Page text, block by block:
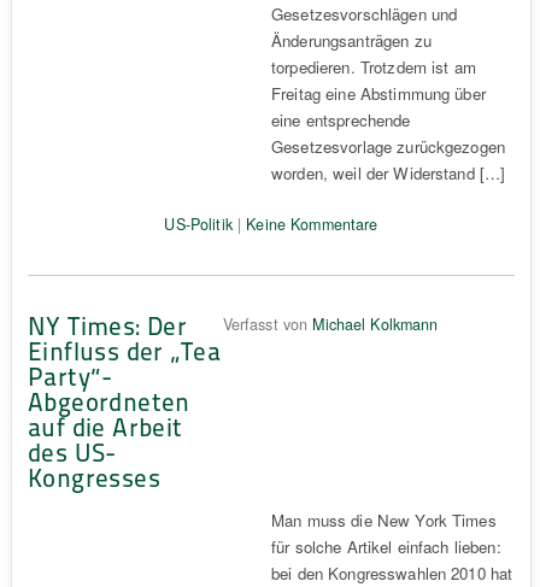
Gesetzesvorschlägen und
Änderungsanträgen zu
torpedieren. Trotzdem ist am
Freitag eine Abstimmung über
eine entsprechende
Gesetzesvorlage zurückgezogen
worden, weil der Widerstand […]
US-Politik| Keine Kommentare
NY Times: Der
Einfluss der „Tea
Party“-
Abgeordneten
auf die Arbeit
des US-
Kongresses
Verfasst von Michael Kolkmann
Man muss die New York Times
für solche Artikel einfach lieben:
bei den Kongresswahlen 2010 hat